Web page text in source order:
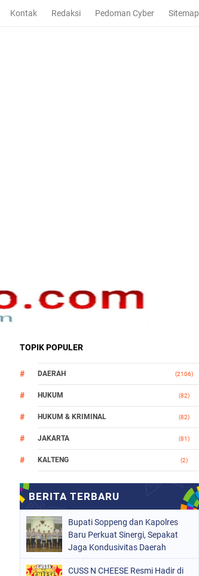
Kontak Redaksi Pedoman Cyber Sitemap
TOPIK POPULER
DAERAH (2106)
HUKUM (82)
HUKUM & KRIMINAL (82)
JAKARTA (81)
KALTENG (2)
MAKASSAR
(1021)
ORGANISASI (184)
PERISTIWA
POLITIK (220)
Bupati Soppeng dan Kapolres
Baru Perkuat Sinergi, Sepakat
Jaga Kondusivitas Daerah
CUSS N CHEESE Resmi Hadir di